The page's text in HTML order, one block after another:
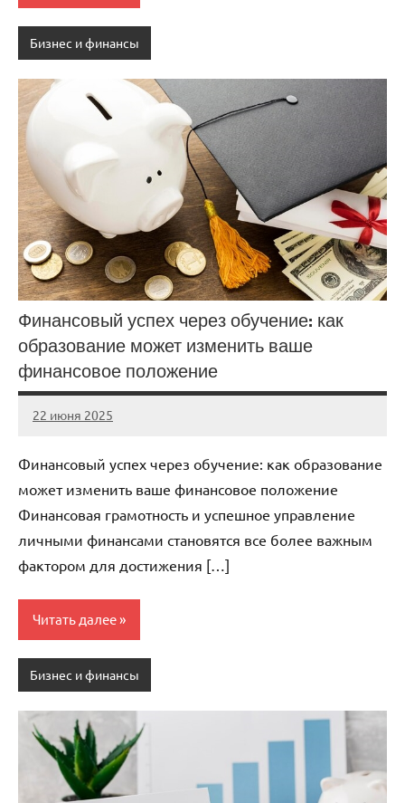
Бизнес и финансы
Финансовый успех через обучение: как
образование может изменить ваше
финансовое положение
22 июня 2025
stroicomplex
Нет
Финансовый успех через обучение: как образование
может изменить ваше финансовое положение
Финансовая грамотность и успешное управление
личными финансами становятся все более важным
фактором для достижения […]
Читать далее
Бизнес и финансы